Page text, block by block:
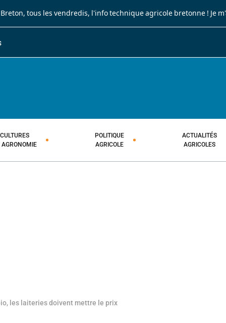
, tous les vendredis, l'info technique agricole bretonne ! Je
CULTURES
AGRONOMIE
POLITIQUE
AGRICOLE
ACTUALITÉS
AGRICOLES
les laiteries doivent mettre le prix